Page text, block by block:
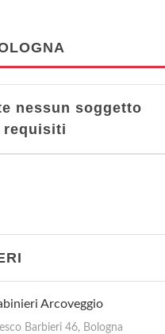
nessun soggetto
requisiti
Arcoveggio
Barbieri 46, Bologna